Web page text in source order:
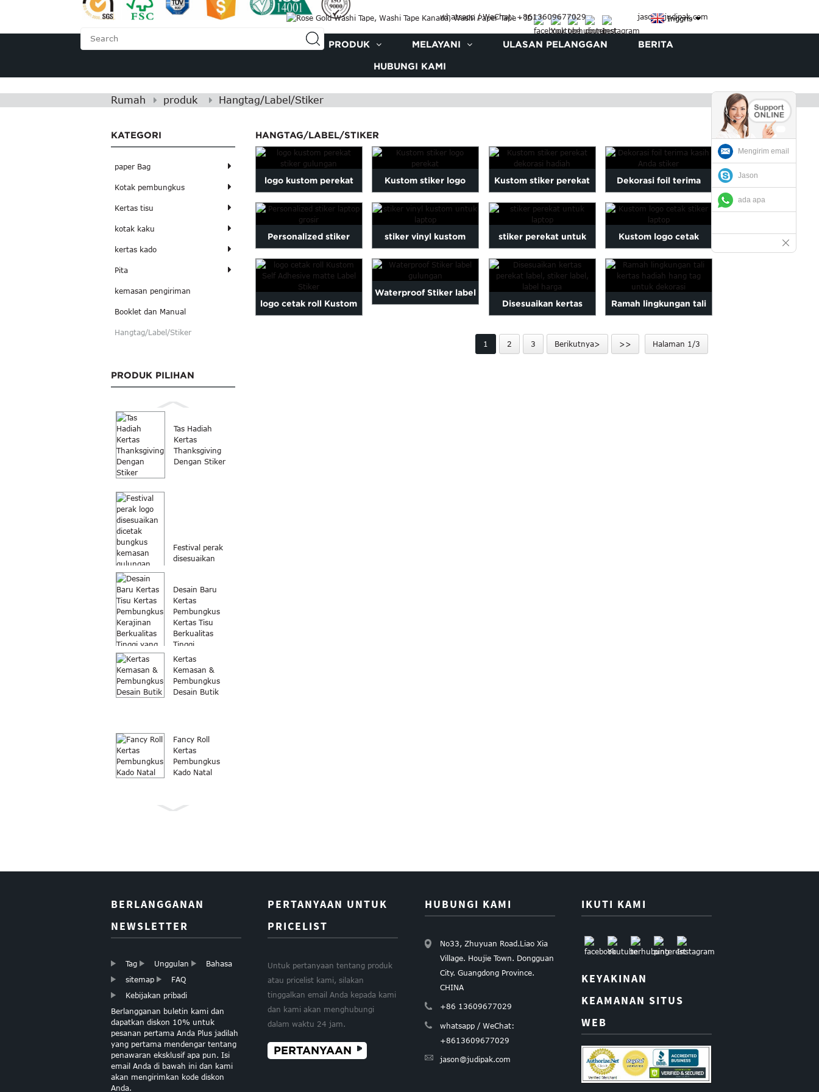
whatsapp / WeChat: +8613609677029 jason@judipak.com
Inggris
PRODUK MELAYANI ULASAN PELANGGAN BERITA
HUBUNGI KAMI
Rumah produk Hangtag/Label/Stiker
KATEGORI
paper Bag
Kotak pembungkus
Kertas tisu
kotak kaku
kertas kado
Pita
kemasan pengiriman
Booklet dan Manual
Hangtag/Label/Stiker
PRODUK PILIHAN
Tas Hadiah
Kertas
Thanksgiving
Dengan Stiker
Festival perak
disesuaikan
bungkus...
Desain Baru
Kertas
Pembungkus
Kertas Tisu
Berkualitas
Tinggi ...
Kertas
Kemasan &
Pembungkus
Desain Butik
Fancy Roll
Kertas
Pembungkus
Kado Natal
Kertas Wapping
Kertas Kado Natal
KERTAS TISSUE
GOLD FOIL HATI
KERTAS TISU PINK
HANGTAG/LABEL/STIKER
logo kustom perekat
stiker gulungan
Kustom stiker logo
perekat
Kustom stiker perekat
dekorasi hadiah
Dekorasi foil terima
kasih Anda stiker
Personalized stiker
laptop grosir
stiker vinyl kustom
untuk laptop
stiker perekat untuk
laptop
Kustom logo cetak
stiker laptop
logo cetak roll Kustom
Waterproof Stiker label
Disesuaikan kertas
sticker ...
Ramah lingkungan tali
untuk Desember ...
1 2 3 Berikutnya> >> Halaman 1/3
BERLANGGANAN
NEWSLETTER
Tag Unggulan
Bahasa
sitemap
FAQ
Kebijakan pribadi
Berlangganan buletin kami dan
dapatkan diskon 10% untuk
pesanan pertama Anda Plus jadilah
yang pertama mendengar tentang
penawaran eksklusif apa pun. Isi
email Anda di bawah ini dan kami
akan mengirimkan kode diskon
Anda.
PERTANYAAN UNTUK
PRICELIST
Untuk pertanyaan tentang produk
atau pricelist kami, silakan
tinggalkan email Anda kepada kami
dan kami akan menghubungi
dalam waktu 24 jam.
PERTANYAAN
HUBUNGI KAMI
No33, Zhuyuan Road.Liao Xia
Village. Houjie Town. Dongguan
City. Guangdong Province.
CHINA
+86 13609677029
whatsapp / WeChat:
+8613609677029
jason@judipak.com
IKUTI KAMI
KEYAKINAN
KEAMANAN SITUS
WEB
Mengirim email
Jason
ada apa